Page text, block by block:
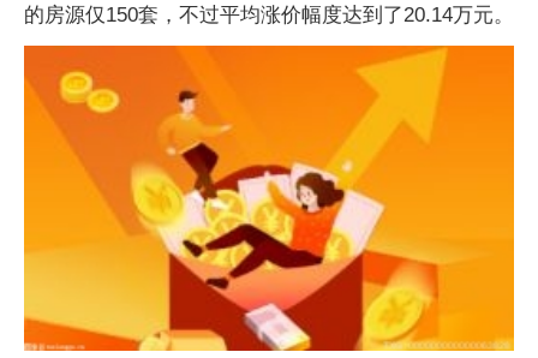
的房源仅150套，不过平均涨价幅度达到了20.14万元。